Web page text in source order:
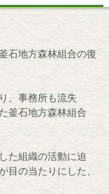
石地方森林組合の復
、事務所も流失
釜石地方森林組合
た組織の活動に迫
目の当たりにした、